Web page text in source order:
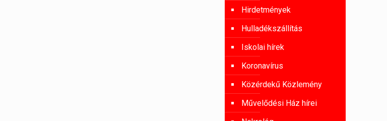
Hirdetmények
Hulladékszállítás
Iskolai hírek
Koronavírus
Közérdekű Közlemény
Művelődési Ház hírei